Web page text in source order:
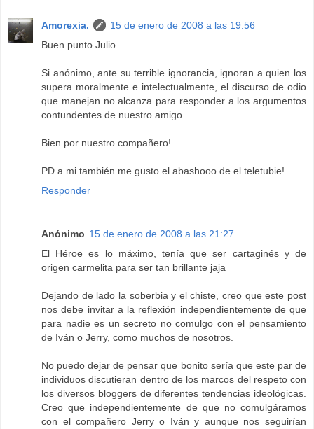
Amorexia.
15 de enero de 2008 a las 19:56
Buen punto Julio.
Si anónimo, ante su terrible ignorancia, ignoran a quien los
supera moralmente e intelectualmente, el discurso de odio
que manejan no alcanza para responder a los argumentos
contundentes de nuestro amigo.
Bien por nuestro compañero!
PD a mi también me gusto el abashooo de el teletubie!
Responder
Anónimo 15 de enero de 2008 a las 21:27
El Héroe es lo máximo, tenía que ser cartaginés y de
origen carmelita para ser tan brillante jaja
Dejando de lado la soberbia y el chiste, creo que este post
nos debe invitar a la reflexión independientemente de que
para nadie es un secreto no comulgo con el pensamiento
de Iván o Jerry, como muchos de nosotros.
No puedo dejar de pensar que bonito sería que este par de
individuos discutieran dentro de los marcos del respeto con
los diversos bloggers de diferentes tendencias ideológicas.
Creo que independientemente de que no comulgáramos
con el compañero Jerry o Iván y aunque nos seguirían